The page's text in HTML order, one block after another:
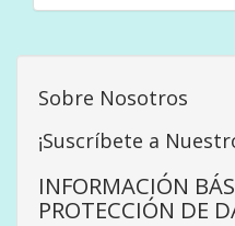
Sobre Nosotros
¡Suscríbete a
INFORMACIÓN
PROTECCIÓN DE